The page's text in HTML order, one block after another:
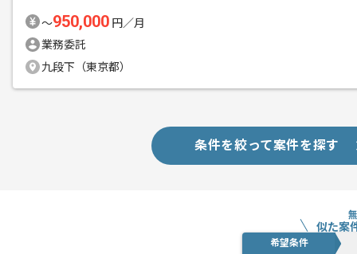
〜950,000 円／月
業務委託
九段下（東京都）
条件を絞って案件を探す
似た案
希望条件